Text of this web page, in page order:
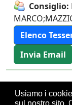
Usiamo i
Consiglio:
Elenco
Invia Email